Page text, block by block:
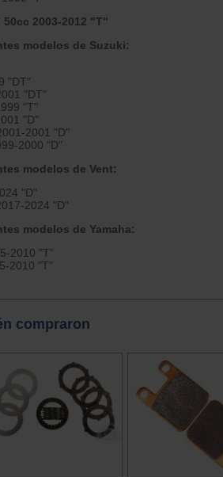
2003-2012 "T"
modelos de Suzuki:
"DT"
"DT"
"T"
"D"
2001 "D"
2000 "D"
modelos de Vent:
"D"
2024 "D"
modelos de Yamaha:
2010 "T"
2010 "T"
compraron